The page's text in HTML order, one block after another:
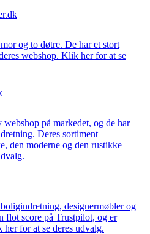
og to døtre. De har et stort
webshop. Klik her for at se
på markedet, og de har
Deres sortiment
den moderne og den rustikke
designermøbler og
flot score på Trustpilot, og er
for at se deres udvalg.